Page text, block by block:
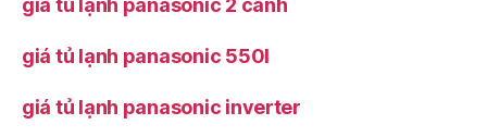
giá tủ lạnh panasonic 2 cánh
giá tủ lạnh panasonic 550l
giá tủ lạnh panasonic inverter